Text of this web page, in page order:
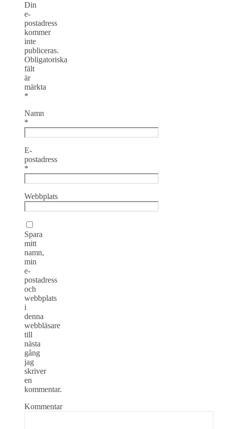
Din
e-
postadress
kommer
inte
publiceras.
Obligatoriska
fält
är
märkta
*
Namn
*
E-
postadress
*
Webbplats
Spara
mitt
namn,
min
e-
postadress
och
webbplats
i
denna
webbläsare
till
nästa
gång
jag
skriver
en
kommentar.
Kommentar